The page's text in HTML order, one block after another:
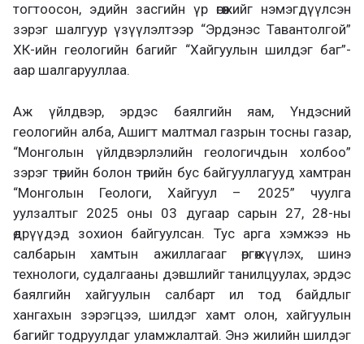
тогтоосон, эдийн засгийн үр өгөөжийг нэмэгдүүлсэн
зэрэг шалгуур үзүүлэлтээр “Эрдэнэс Тавантолгой”
ХК-ийн геологийн багийг “Хайгуулын шилдэг баг”-
аар шалгарууллаа.
Аж үйлдвэр, эрдэс баялгийн яам, Үндэсний
геологийн алба, Ашигт малтмал газрын тосны газар,
“Монголын үйлдвэрлэлийн геологичдын холбоо”
зэрэг төрийн болон төрийн бус байгууллагууд хамтран
“Монголын Геологи, Хайгуул – 2025” чуулга
уулзалтыг 2025 оны 03 дугаар сарын 27, 28-ны
өдрүүдэд зохион байгуулсан. Тус арга хэмжээ нь
салбарын хамтын ажиллагааг өргөжүүлэх, шинэ
технологи, судалгааны дэвшлийг танилцуулах, эрдэс
баялгийн хайгуулын салбарт ил тод байдлыг
хангахын зэрэгцээ, шилдэг хамт олон, хайгуулын
багийг тодруулдаг уламжлалтай. Энэ жилийн шилдэг